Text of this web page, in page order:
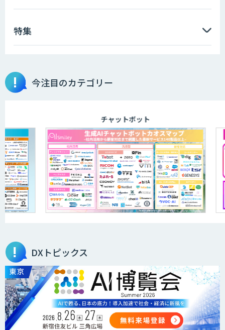
特集
今注目のカテゴリー
チャットボット
DXトピックス